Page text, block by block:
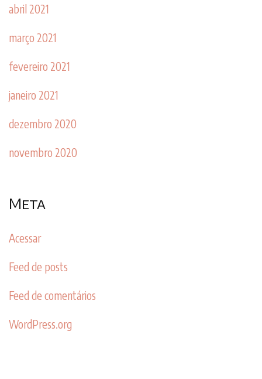
abril 2021
março 2021
fevereiro 2021
janeiro 2021
dezembro 2020
novembro 2020
Meta
Acessar
Feed de posts
Feed de comentários
WordPress.org